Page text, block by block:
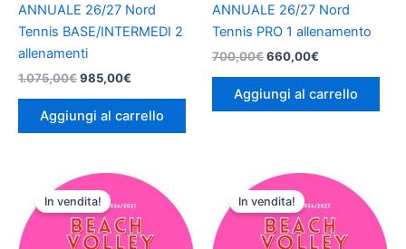
ANNUALE 26/27 Nord
Tennis BASE/INTERMEDI 2
allenamenti
1.075,00€985,00€
Aggiungi al carrello
ANNUALE 26/27 Nord
Tennis PRO 1 allenamento
700,00€660,00€
Aggiungi al carrello
In vendita!
Il
prezzo
originale
era:
1.290,00€.
Il
prezzo
attuale
1.230,00€.
In vendita!
Il
prezzo
originale
era:
590,00€.
Il
prezzo
attuale
è:
550,00€.